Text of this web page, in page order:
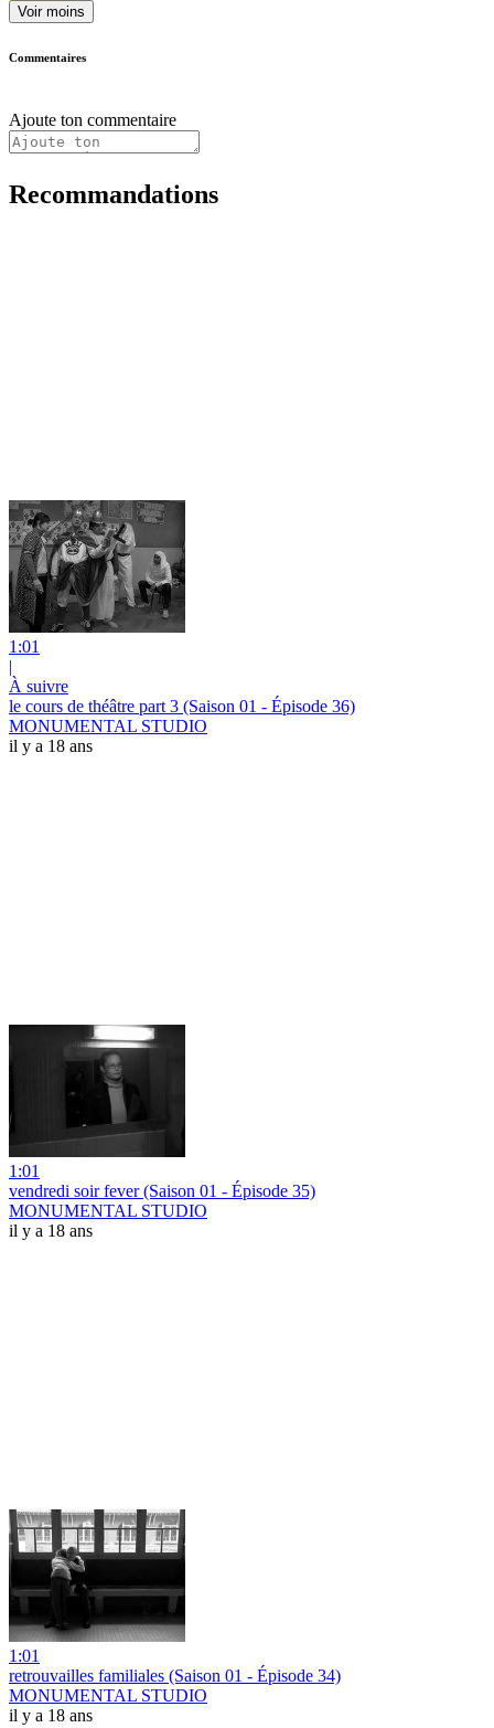
Voir moins
Commentaires
Ajoute ton commentaire
Recommandations
1:01
|
À suivre
le cours de théâtre part 3 (Saison 01 - Épisode 36)
MONUMENTAL STUDIO
il y a 18 ans
1:01
vendredi soir fever (Saison 01 - Épisode 35)
MONUMENTAL STUDIO
il y a 18 ans
1:01
retrouvailles familiales (Saison 01 - Épisode 34)
MONUMENTAL STUDIO
il y a 18 ans